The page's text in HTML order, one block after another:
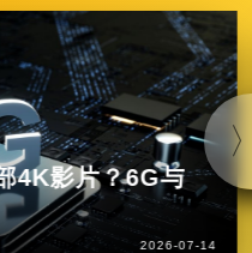
4K影片？6G与
2026-07-14